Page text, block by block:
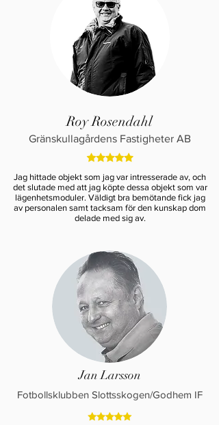
Roy Rosendahl
Gränskullagårdens Fastigheter AB
Jag hittade objekt som jag var intresserade av, och
det slutade med att jag köpte dessa objekt som var
lägenhetsmoduler. Väldigt bra bemötande fick jag
av personalen samt tacksam för den kunskap dom
delade med sig av.
Jan Larsson
Fotbollsklubben Slottsskogen/Godhem IF